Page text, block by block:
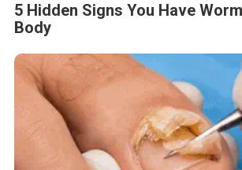
5 Hidden Signs You Have
Body